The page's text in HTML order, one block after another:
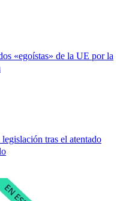
«egoístas» de la UE por la
tras el atentado